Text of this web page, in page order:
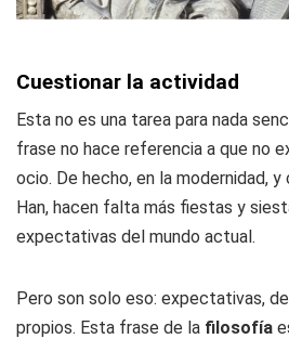
Cuestionar la actividad
Esta no es una tarea para nada
frase no hace referencia a que no
ocio. De hecho, en la modernidad,
Han, hacen falta más fiestas y
expectativas del mundo actual.
Pero son solo eso: expectativas,
propios. Esta frase de la filosofía